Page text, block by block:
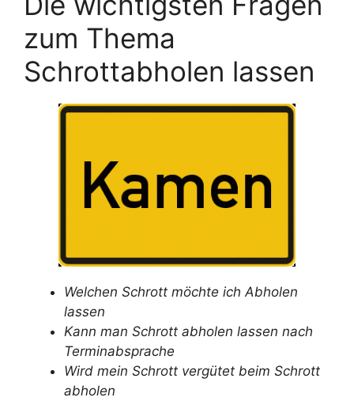
zum Thema
Schrottabholen lassen
Welchen Schrott möchte ich Abholen
lassen
Kann man Schrott abholen lassen nach
Terminabsprache
Wird mein Schrott vergütet beim Schrott
abholen